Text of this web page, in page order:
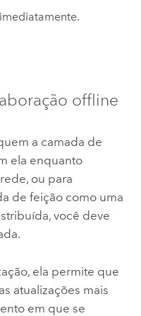
offline
a camada de
ela enquanto
ou para
de feição como uma
você deve
ela permite que
atualizações mais
em que se